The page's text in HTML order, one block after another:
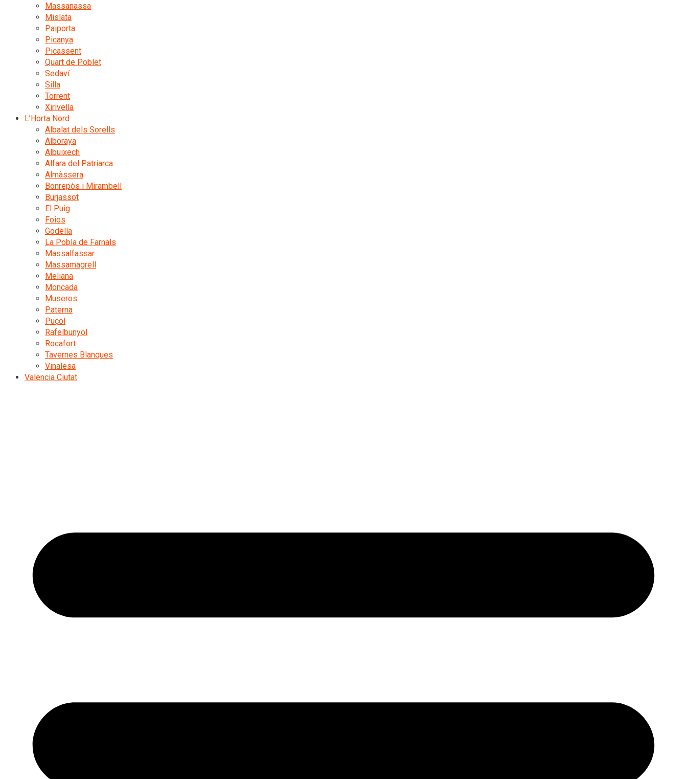
Massanassa
Mislata
Paiporta
Picanya
Picassent
Quart de Poblet
Sedaví
Silla
Torrent
Xirivella
L’Horta Nord
Albalat dels Sorells
Alboraya
Albuixech
Alfara del Patriarca
Almàssera
Bonrepòs i Mirambell
Burjassot
El Puig
Foios
Godella
La Pobla de Farnals
Massalfassar
Massamagrell
Meliana
Moncada
Museros
Paterna
Puçol
Rafelbunyol
Rocafort
Tavernes Blanques
Vinalesa
Valencia Ciutat